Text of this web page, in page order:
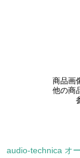
商品画
他の商
audio-technica オ